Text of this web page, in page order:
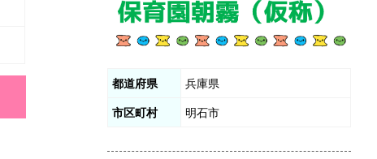
都道府県 兵庫県
市区町村 明石市